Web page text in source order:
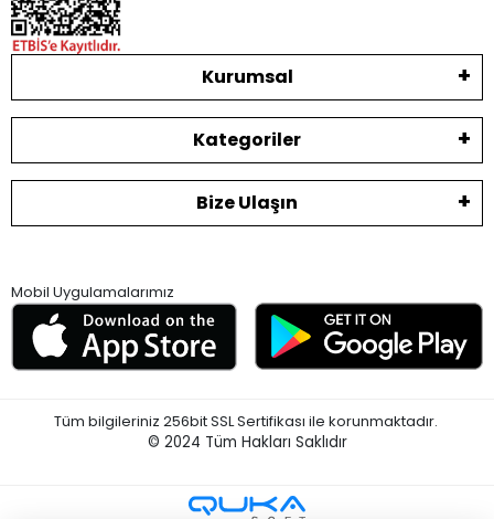
Kurumsal
Kategoriler
Bize Ulaşın
Mobil Uygulamalarımız
Tüm bilgileriniz 256bit SSL Sertifikası ile korunmaktadır.
© 2024 Tüm Hakları Saklıdır